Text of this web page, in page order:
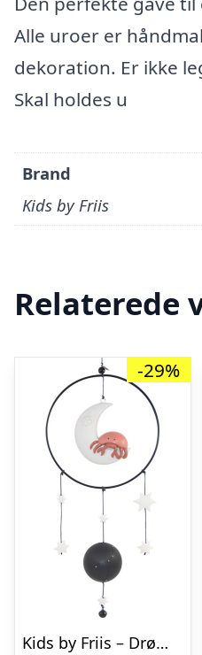
Alle uroer er
dekoration. Er ikke
Skal holdes u
Brand
Kids by Friis
Relaterede
-29%
Kids by Friis – Drømmefanger uro, krebsen